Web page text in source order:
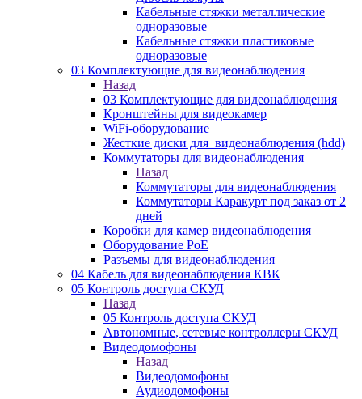
Кабельные стяжки металлические
одноразовые
Кабельные стяжки пластиковые
одноразовые
03 Комплектующие для видеонаблюдения
Назад
03 Комплектующие для видеонаблюдения
Кронштейны для видеокамер
WiFi-оборудование
Жесткие диски для_видеонаблюдения (hdd)
Коммутаторы для видеонаблюдения
Назад
Коммутаторы для видеонаблюдения
Коммутаторы Каракурт под заказ от 2
дней
Коробки для камер видеонаблюдения
Оборудование PoE
Разъемы для видеонаблюдения
04 Кабель для видеонаблюдения КВК
05 Контроль доступа СКУД
Назад
05 Контроль доступа СКУД
Автономные, сетевые контроллеры СКУД
Видеодомофоны
Назад
Видеодомофоны
Аудиодомофоны